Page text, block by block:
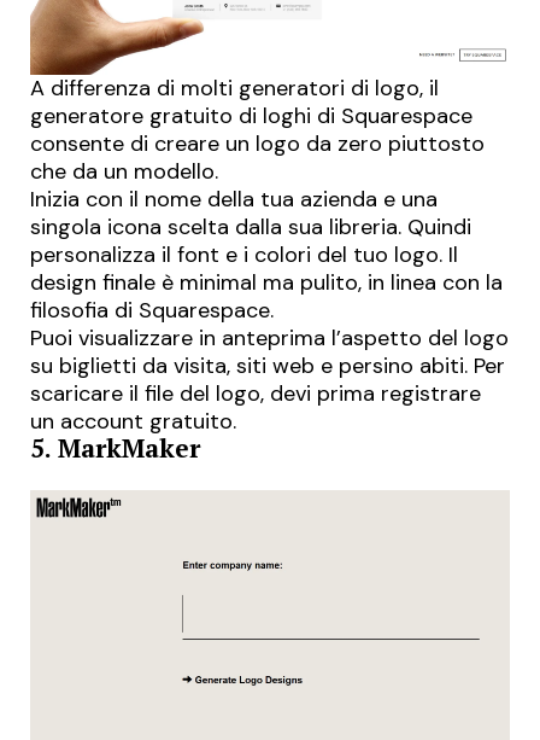
A differenza di molti generatori di logo, il
generatore gratuito di loghi di Squarespace
consente di creare un logo da zero piuttosto
che da un modello.
Inizia con il nome della tua azienda e una
singola icona scelta dalla sua libreria. Quindi
personalizza il font e i colori del tuo logo. Il
design finale è minimal ma pulito, in linea con la
filosofia di Squarespace.
Puoi visualizzare in anteprima l’aspetto del logo
su biglietti da visita, siti web e persino abiti. Per
scaricare il file del logo, devi prima registrare
un account gratuito.
5. MarkMaker